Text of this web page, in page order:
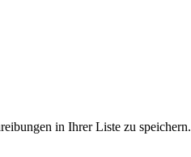
in Ihrer Liste zu speichern.